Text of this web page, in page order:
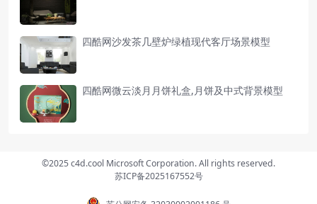
四酷网沙发茶几壁炉绿植现代客厅场景模型
四酷网微云淡月月饼礼盒,月饼及中式背景模型
©2025 c4d.cool Microsoft Corporation. All rights reserved.
苏ICP备2025167552号